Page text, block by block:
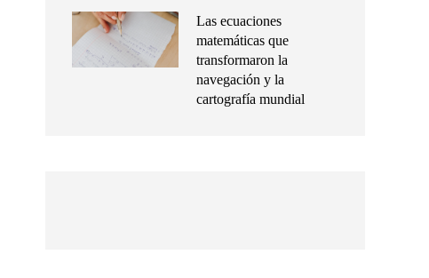
Las ecuaciones
matemáticas que
transformaron la
navegación y la
cartografía mundial